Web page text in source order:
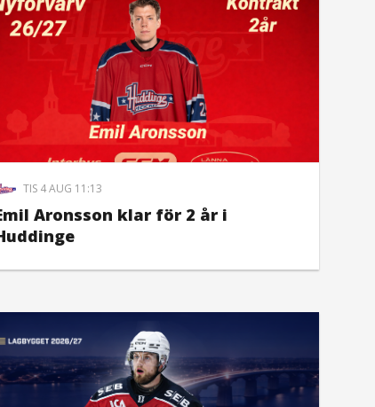
TIS 4 AUG 11:13
Aronsson klar för 2 år i